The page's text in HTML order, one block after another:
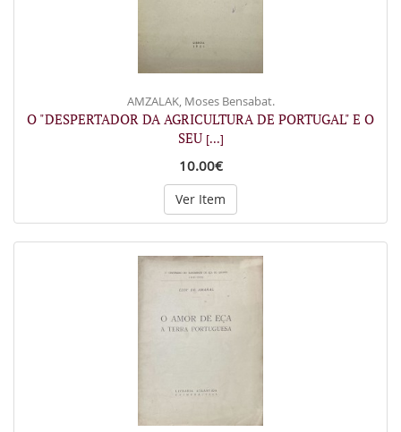
AMZALAK, Moses Bensabat.
O "DESPERTADOR DA AGRICULTURA DE PORTUGAL" E O
SEU [...]
10.00€
Ver Item